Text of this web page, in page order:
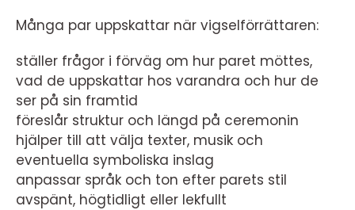
Många par uppskattar när vigselförrättaren:
ställer frågor i förväg om hur paret möttes,
vad de uppskattar hos varandra och hur de
ser på sin framtid
föreslår struktur och längd på ceremonin
hjälper till att välja texter, musik och
eventuella symboliska inslag
anpassar språk och ton efter parets stil
avspänt, högtidligt eller lekfullt